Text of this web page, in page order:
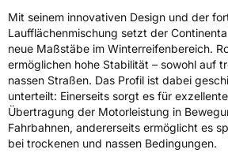
Rollgeräusch (Klasse)B
Rollgeräusch (dB)75
FahrzeugklasseC1
3PMSF / Schneeflockensymbol / Alpine-
Mit seinem innovativen Design und der
Laufflächenmischung setzt der
neue Maßstäbe im Winterreifenbereich.
ermöglichen hohe Stabilität – sowohl auf
nassen Straßen. Das Profil ist dabei
unterteilt: Einerseits sorgt es für
Übertragung der Motorleistung in
Fahrbahnen, andererseits ermöglicht es
bei trockenen und nassen Bedingungen.